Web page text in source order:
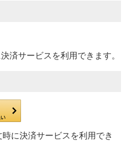
済サービスを利用できます。
に決済サービスを利用でき